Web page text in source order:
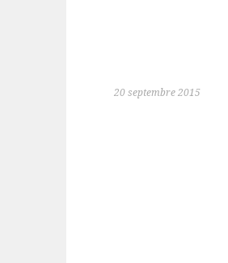
20 septembre 2015